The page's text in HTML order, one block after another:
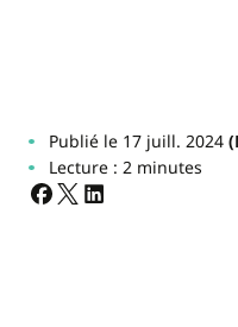
Publié le 17 juill. 2024
Lecture : 2 minutes